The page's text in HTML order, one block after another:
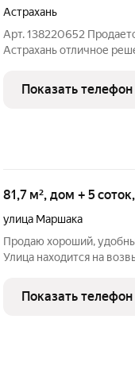
Астрахань
Арт. 138220652
Астрахань отличное решение по цене и условиям сделки.
построен в 2019 году
грамотного плана,
Показать телефон
81,7 м², дом + 5
улица Маршака
Продаю хороший,
Улица находится на
81 кв.м. Площадь
светлый, уютный,
Показать телефон